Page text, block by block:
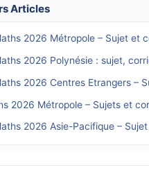
Articles
2026 Métropole – Sujet et
2026 Polynésie : sujet,
2026 Centres Etrangers –
2026 Métropole – Sujets et
2026 Asie-Pacifique –